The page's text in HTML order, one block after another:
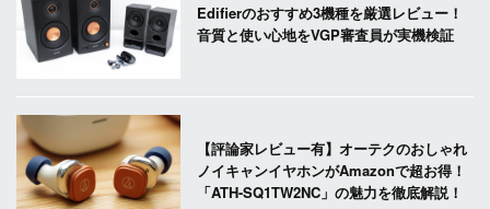
Edifierのおすすめ3機種を厳選レビュー！
音質と使い心地をVGP審査員が実機検証
【評論家レビュー有】オーテクのおしゃれ
ノイキャンイヤホンがAmazonで超お得！
「ATH-SQ1TW2NC」の魅力を徹底解説！